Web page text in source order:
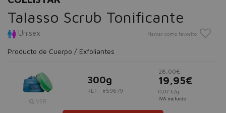
Talasso Scrub Tonificante
Unisex Marcar como favorito
Producto de Cuerpo / Exfoliantes
VER
300g
REF.: #59679
28,00€
19,95€
0,07 €/g
IVA incluido